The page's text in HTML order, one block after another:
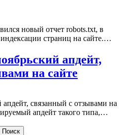
новый отчет robots.txt, в
страниц на сайте.…
апдейт,
на сайте
апдейт, связанный с отзывами на
апдейт такого типа,…